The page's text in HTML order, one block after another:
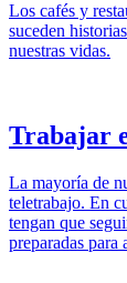
Los cafés y
suceden
nuestras vidas.
Trabajar
La mayoría de
teletrabajo. En
tengan que
preparadas